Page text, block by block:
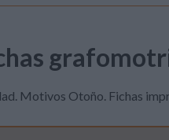
Motivos Otoño. Fichas